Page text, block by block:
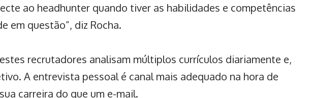
ao headhunter quando tiver as habilidades e competências
em questão”, diz Rocha.
recrutadores analisam múltiplos currículos diariamente e,
A entrevista pessoal é canal mais adequado na hora de
carreira do que um e-mail.